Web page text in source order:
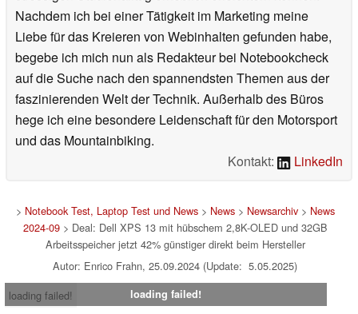
Nachdem ich bei einer Tätigkeit im Marketing meine
Liebe für das Kreieren von Webinhalten gefunden habe,
begebe ich mich nun als Redakteur bei Notebookcheck
auf die Suche nach den spannendsten Themen aus der
faszinierenden Welt der Technik. Außerhalb des Büros
hege ich eine besondere Leidenschaft für den Motorsport
und das Mountainbiking.
Kontakt:
LinkedIn
> Notebook Test, Laptop Test und News> News> Newsarchiv> News
2024-09> Deal: Dell XPS 13 mit hübschem 2,8K-OLED und 32GB
Arbeitsspeicher jetzt 42% günstiger direkt beim Hersteller
Autor: Enrico Frahn, 25.09.2024 (Update: 5.05.2025)
loading failed!
loading failed!